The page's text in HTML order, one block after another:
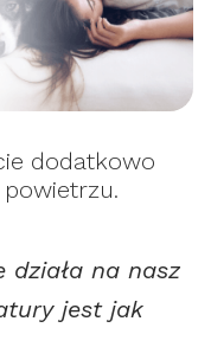
dodatkowo
działa na nasz
jest jak